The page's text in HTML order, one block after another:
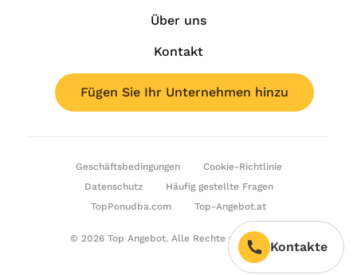
Kontakte
Über uns
Kontakt
Fügen Sie Ihr Unternehmen hinzu
Geschäftsbedingungen
Cookie-Richtlinie
Datenschutz
Häufig gestellte Fragen
TopPonudba.com
Top-Angebot.at
© 2026 Top Angebot. Alle Rechte vorbehalten.